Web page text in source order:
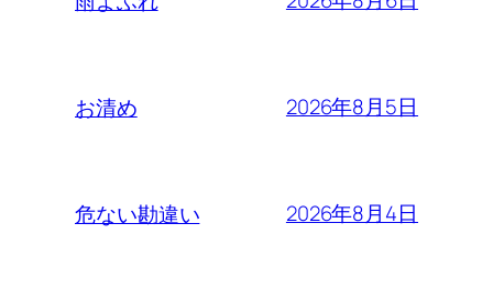
お清め 2026年8月5日
危ない勘違い 2026年8月4日